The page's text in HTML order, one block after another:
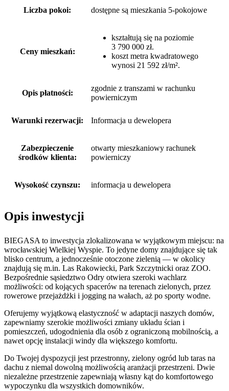
Liczba pokoi: dostępne są mieszkania 5-pokojowe
Ceny mieszkań:
kształtują się na poziomie
3 790 000 zł.
koszt metra kwadratowego
wynosi 21 592 zł/m².
Opis płatności:
zgodnie z transzami w rachunku
powierniczym
Warunki rezerwacji: Informacja u dewelopera
Zabezpieczenie
środków klienta:
otwarty mieszkaniowy rachunek
powierniczy
Wysokość czynszu: informacja u dewelopera
Opis inwestycji
BIEGASA to inwestycja zlokalizowana w wyjątkowym miejscu: na
wrocławskiej Wielkiej Wyspie. To jedyne domy znajdujące się tak
blisko centrum, a jednocześnie otoczone zielenią — w okolicy
znajdują się m.in. Las Rakowiecki, Park Szczytnicki oraz ZOO.
Bezpośrednie sąsiedztwo Odry otwiera szeroki wachlarz
możliwości: od kojących spacerów na terenach zielonych, przez
rowerowe przejażdżki i jogging na wałach, aż po sporty wodne.
Oferujemy wyjątkową elastyczność w adaptacji naszych domów,
zapewniamy szerokie możliwości zmiany układu ścian i
pomieszczeń, udogodnienia dla osób z ograniczoną mobilnością, a
nawet opcję instalacji windy dla większego komfortu.
Do Twojej dyspozycji jest przestronny, zielony ogród lub taras na
dachu z niemal dowolną możliwością aranżacji przestrzeni. Dwie
niezależne przestrzenie zapewniają własny kąt do komfortowego
wypoczynku dla wszystkich domowników.